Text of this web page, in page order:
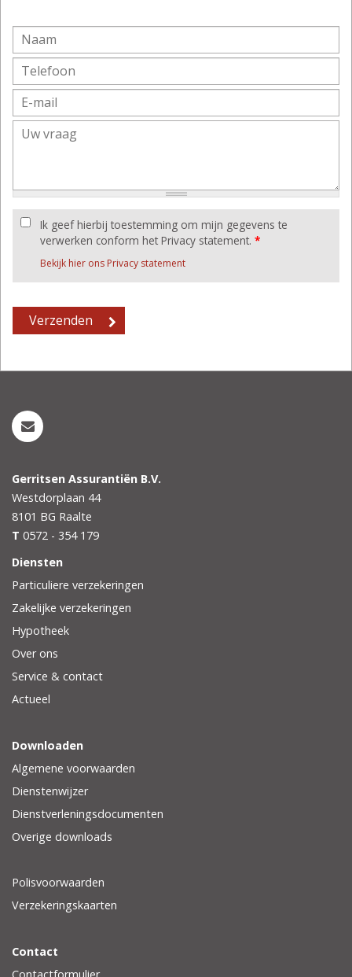
Ik geef hierbij toestemming om mijn gegevens te
verwerken conform het Privacy statement. *
Bekijk hier ons Privacy statement
Gerritsen Assurantiën B.V.
Westdorplaan 44
8101 BG Raalte
T 0572 - 354 179
Diensten
Particuliere verzekeringen
Zakelijke verzekeringen
Hypotheek
Over ons
Service & contact
Actueel
Downloaden
Algemene voorwaarden
Dienstenwijzer
Dienstverleningsdocumenten
Overige downloads
Polisvoorwaarden
Verzekeringskaarten
Contact
Contactformulier